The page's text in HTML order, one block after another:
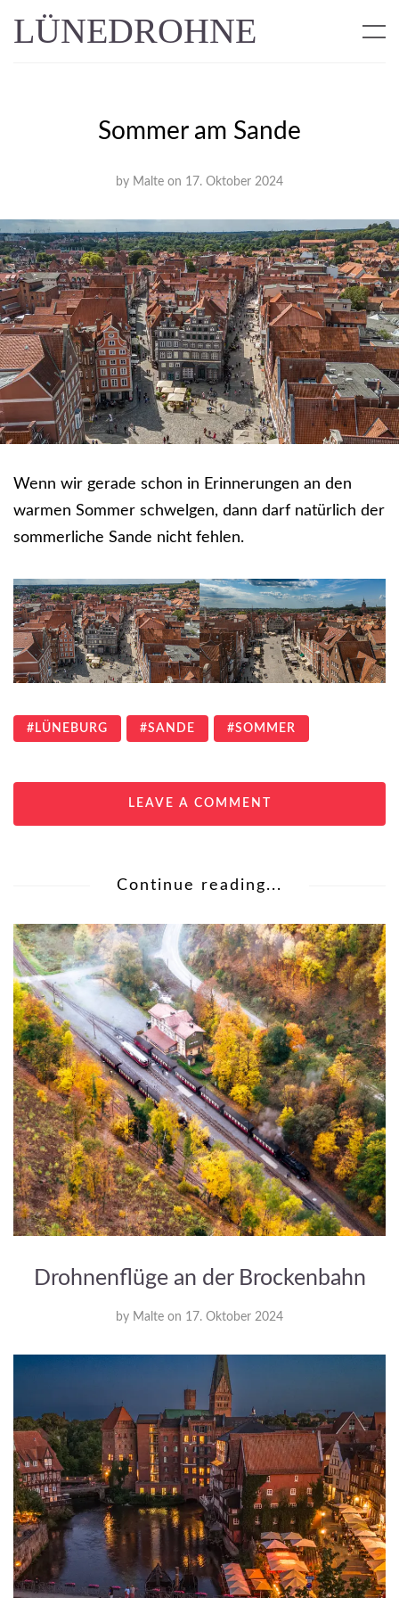
LÜNEDROHNE
Sommer am Sande
by Malte on 17. Oktober 2024
Wenn wir gerade schon in Erinnerungen an den
warmen Sommer schwelgen, dann darf natürlich der
sommerliche Sande nicht fehlen.
LÜNEBURG SANDE SOMMER
LEAVE A COMMENT
Continue reading...
Drohnenflüge an der Brockenbahn
by Malte on 17. Oktober 2024